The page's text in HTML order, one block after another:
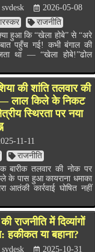
svdesk
2026-05-08
राजनीति
हुआ कि “खेला होबे” से “अरे
पहुँच गई! कभी बंगाल की
था — “खेला होबे!”ढोल
की शांति तलवार की
— लाल किले के निकट
स्थिरता पर नया
11-11
राजनीति
बारीक तलवार की नोक पर
के पास हुआ कायराना धमाका
आतंकी कार्रवाई घोषित नहीं
राजनीति में दिव्यांगों
हकीकत या बहाना?
svdesk
2025-10-31